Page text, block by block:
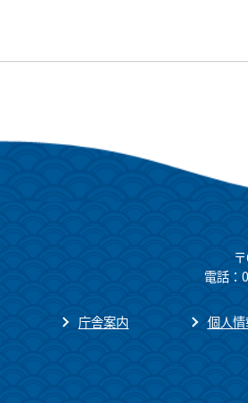
電話：
庁舎案内 個人